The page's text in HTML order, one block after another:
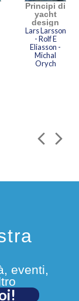
Principi di
yacht
design
Lars Larsson
- Rolf E
Eliasson -
Michal
Orych
eventi,